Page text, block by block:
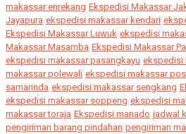
makassar enrekang Ekspedisi Makassar
Jayapura ekspedisi makassar kendari
Ekspedisi Makassar Luwuk ekspedisi
Makassar Masamba Ekspedisi Makassar
ekspedisi makassar pasangkayu ekspedisi
makassar polewali ekspedisi makassar
samarinda ekspedisi makassar sengkang
ekspedisi makassar soppeng ekspedisi
makassar toraja Ekspedisi manado jadwal
pengiriman barang pindahan pengiriman